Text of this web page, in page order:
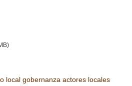
local gobernanza actores locales